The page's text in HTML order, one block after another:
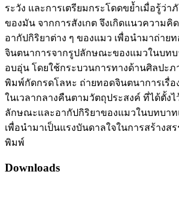
ระวัง และการเตรียมกระโดดขย้ำเมื่อรู้ว่า
ของมัน จากการสังเกต จึงเกิดแนวความคิ
อากัปกิริยาต่าง ๆ ของแมว เพื่อนำมาถ่าย
จินตนาการจากรูปลักษณะของแมวในบท
อบอุ่น โดยใช้กระบวนการทางด้านศิลปะ
พิมพ์กัดกรดโลหะ ถ่ายทอดจินตนาการเรื่อ
ในเวลากลางคืนตามวัตถุประสงค์ ที่ได้ตั้ง
ลักษณะและอากัปกิริยาของแมวในบทบา
เพื่อนำมาเป็นแรงบันดาลใจในการสร้างส
พิมพ์
Downloads